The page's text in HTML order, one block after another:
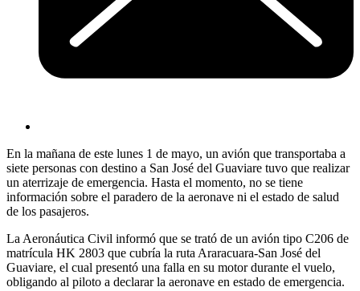
En la mañana de este lunes 1 de mayo, un avión que transportaba a
siete personas con destino a San José del Guaviare tuvo que realizar
un aterrizaje de emergencia. Hasta el momento, no se tiene
información sobre el paradero de la aeronave ni el estado de salud
de los pasajeros.
La Aeronáutica Civil informó que se trató de un avión tipo C206 de
matrícula HK 2803 que cubría la ruta Araracuara-San José del
Guaviare, el cual presentó una falla en su motor durante el vuelo,
obligando al piloto a declarar la aeronave en estado de emergencia.